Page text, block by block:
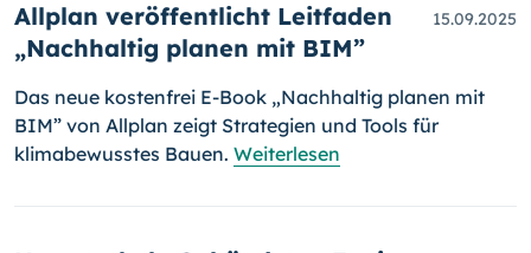
Allplan veröffentlicht Leitfaden
„Nachhaltig planen mit BIM”
15.09.2025
Das neue kostenfrei E-Book „Nachhaltig planen mit
BIM” von Allplan zeigt Strategien und Tools für
klimabewusstes Bauen. Weiterlesen